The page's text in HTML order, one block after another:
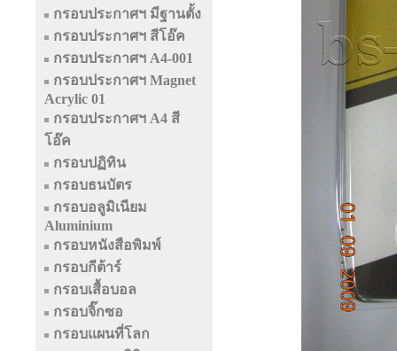
กรอบประกาศฯ มีฐานตั้ง
กรอบประกาศฯ สีโอ๊ค
กรอบประกาศฯ A4-001
กรอบประกาศฯ Magnet
Acrylic 01
กรอบประกาศฯ A4 สี
โอ๊ค
กรอบปฏิทิน
กรอบธนบัตร
กรอบอลูมิเนียม
Aluminium
กรอบหนังสือพิมพ์
กรอบกีต้าร์
กรอบเสื้อบอล
กรอบจิ๊กซอ
กรอบแผนที่โลก